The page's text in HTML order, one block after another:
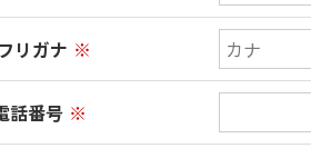
リガナ ※
話番号 ※